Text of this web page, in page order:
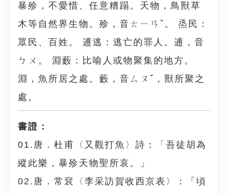
暴殄，不愛惜、任意糟蹋。天物，鳥獸草
木等自然界生物。殄，音ㄊㄧㄢˇ。 烝民：
眾民、百姓。 逋逃：逃亡的罪人。逋，音
ㄅㄨ。 淵藪：比喻人或物聚集的地方。
淵，魚所居之處。藪，音ㄙㄡˇ，獸所聚之
處。
書證：
01.唐．杜甫〈又觀打魚〉詩：「吾徒胡為
縱此樂，暴殄天物聖所哀。」
02.唐．常袞〈李采訪賀收西京表〉：「頃